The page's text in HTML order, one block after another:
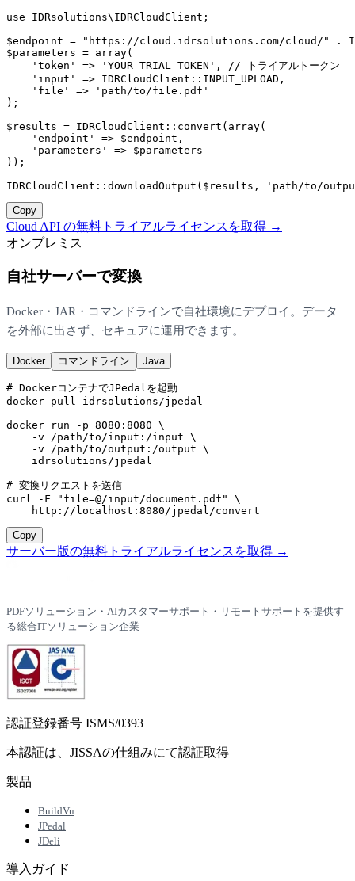
use IDRsolutions\IDRCloudClient;
$endpoint = "https://cloud.idrsolutions.com/cloud/"
.
$parameters = array(
'token'
=> 'YOUR_TRIAL_TOKEN' ,
// トライアルトークン
'input'
=> IDRCloudClient:: INPUT_UPLOAD ,
'file'
=>
'path/to/file.pdf'
);
$results = IDRCloudClient:: convert ( array(
'endpoint'
=> $endpoint ,
'parameters'
=> $parameters
));
IDRCloudClient:: downloadOutput ( $results , 'path/to/
Copy
Cloud API の無料トライアルライセンスを取得 →
オンプレミス
自社サーバーで変換
Docker・JAR・コマンドラインで自社環境にデプロイ。データ
を外部に出さず、セキュアに運用できます。
Docker コマンドライン Java
# DockerコンテナでJPedalを起動
docker pull idrsolutions/jpedal
docker run -p 8080 : 8080 \
    -v /path/to/input:/input \
    -v /path/to/output:/output \
    idrsolutions/jpedal
# 変換リクエストを送信
curl -F "file=@/input/document.pdf"
\
    http://localhost:
8080/jpedal/convert
Copy
サーバー版の無料トライアルライセンスを取得 →
PDFソリューション・AIカスタマーサポート・リモートサポートを提供す
る総合ITソリューション企業
認証登録番号 ISMS/0393
本認証は、JISSAの仕組みにて認証取得
製品
BuildVu
JPedal
JDeli
導入ガイド